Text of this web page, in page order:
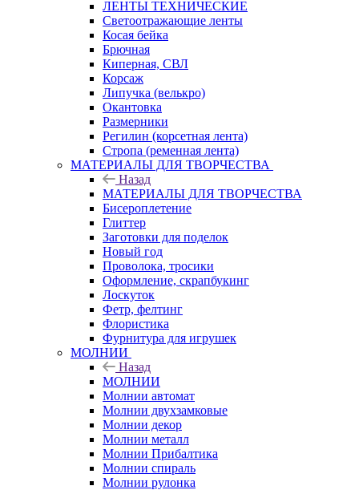
ЛЕНТЫ ТЕХНИЧЕСКИЕ
Светоотражающие ленты
Косая бейка
Брючная
Киперная, СВЛ
Корсаж
Липучка (велькро)
Окантовка
Размерники
Регилин (корсетная лента)
Стропа (ременная лента)
МАТЕРИАЛЫ ДЛЯ ТВОРЧЕСТВА
Назад
МАТЕРИАЛЫ ДЛЯ ТВОРЧЕСТВА
Бисероплетение
Глиттер
Заготовки для поделок
Новый год
Проволока, тросики
Оформление, скрапбукинг
Лоскуток
Фетр, фелтинг
Флористика
Фурнитура для игрушек
МОЛНИИ
Назад
МОЛНИИ
Молнии автомат
Молнии двухзамковые
Молнии декор
Молнии металл
Молнии Прибалтика
Молнии спираль
Молнии рулонка